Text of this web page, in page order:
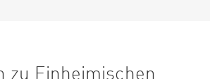
zu Einheimischen